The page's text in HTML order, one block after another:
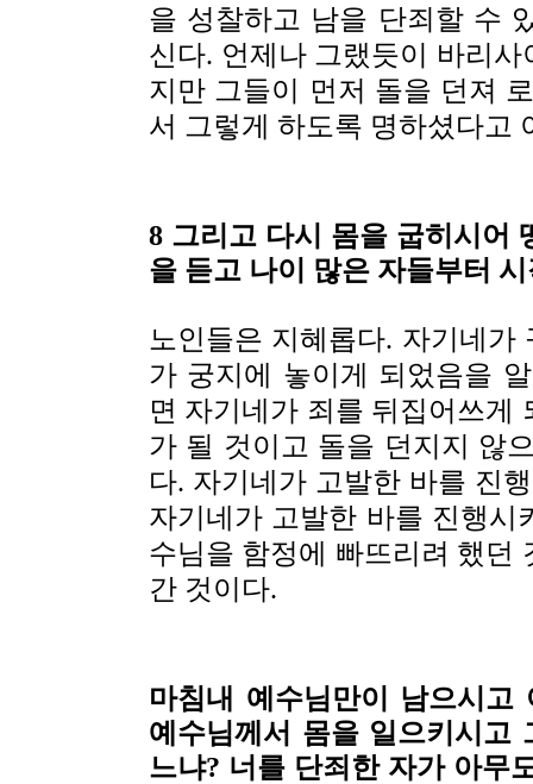
을 성찰하고 남을 단죄할 수
신다. 언제나 그랬듯이 바리
지만 그들이 먼저 돌을 던져
서 그렇게 하도록 명하셨다고
8 그리고 다시 몸을 굽히시어
을 듣고 나이 많은 자들부터
노인들은 지혜롭다. 자기네
가 궁지에 놓이게 되었음을
면 자기네가 죄를 뒤집어쓰게
가 될 것이고 돌을 던지지 않
다. 자기네가 고발한 바를 진
자기네가 고발한 바를 진행시
수님을 함정에 빠뜨리려 했던
간 것이다.
마침내 예수님만이 남으시고
예수님께서 몸을 일으키시고
느냐? 너를 단죄한 자가 아무